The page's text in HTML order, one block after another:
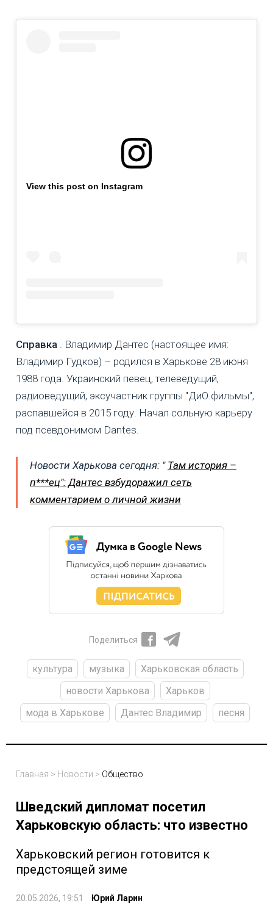
View this post on Instagram
Справка . Владимир Дантес (настоящее имя:
Владимир Гудков) – родился в Харькове 28 июня
1988 года. Украинский певец, телеведущий,
радиоведущий, эксучастник группы "ДиО.фильмы",
распавшейся в 2015 году. Начал сольную карьеру
под псевдонимом Dantes.
Новости Харькова сегодня: " Там история –
п***ец": Дантес взбудоражил сеть
комментарием о личной жизни
Поделиться
культура музыка
Харьковская область
новости Харькова
Харьков
мода в Харькове
Дантес Владимир песня
Главная > Новости > Общество
Шведский дипломат посетил
Харьковскую область: что известно
Харьковский регион готовится к
предстоящей зиме
20.05.2026, 19:51 Юрий Ларин